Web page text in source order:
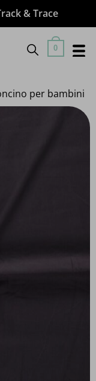
& Trace
0
per bambini